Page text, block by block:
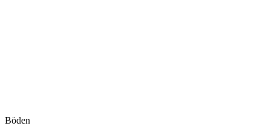
Böden